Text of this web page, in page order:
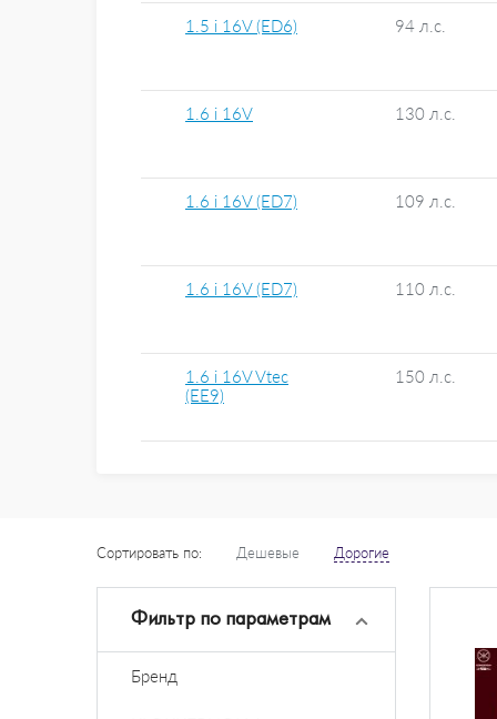
1.5 i 16V (ED6) 94 л.с.
1.6 i 16V 130 л.с.
1.6 i 16V (ED7) 109 л.с.
1.6 i 16V (ED7) 110 л.с.
1.6 i 16V Vtec
(EE9)
150 л.с.
Сортировать по: Дешевые Дорогие
Фильтр по параметрам
Бренд